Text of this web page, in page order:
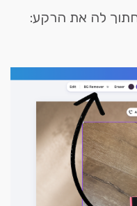
לה את הרקע: